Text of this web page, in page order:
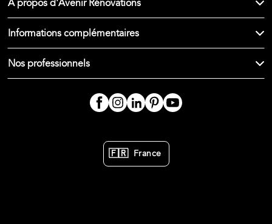
À propos d'Avenir Rénovations
Informations complémentaires
Nos professionnels
🇫🇷 France